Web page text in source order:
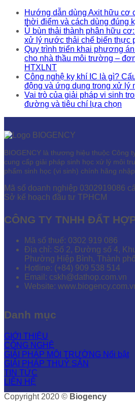
Hướng dẫn dùng Axit hữu cơ
thời điểm và cách dùng đúng
Ủ bùn thải thành phân hữu
xử lý nước thải chế biến thực
Quy trình triển khai phương
cho nhà thầu môi trường –
HTXLNT
Công nghệ kỵ khí IC là gì?
động và ứng dụng trong xử lý
Vai trò của giải pháp vi sinh
đường và tiêu chí lựa chọn
BIOGENCY là thương hiệu thuộc Công
cung cấp giải pháp sinh học xử lý môi
phẩm sinh học (vi sinh) chính hãng
Mã số doanh nghiệp 0302919086
Sở kế hoạch đầu tư TPHCM
CÔNG TY TNHH ĐẤT
Mã số thuế: 0302 919 086
Địa chỉ: Số 2, Đường số 4,
Phường Hiệp Bình, Thành
Hotline: (+84) 909 538 514
Email: cskh@dathop.com.vn
Website:
Danh mục
GIỚI THIỆU
CÔNG NGHỆ
GIẢI PHÁP MÔI TRƯỜNG
GIẢI PHÁP THUỶ SẢN
TIN TỨC
LIÊN HỆ
Copyright 2020 © Biogency